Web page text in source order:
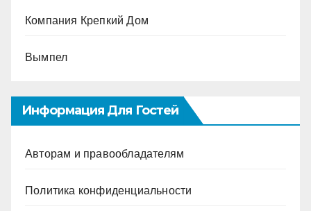
Компания Крепкий Дом
Вымпел
Информация Для Гостей
Авторам и правообладателям
Политика конфиденциальности